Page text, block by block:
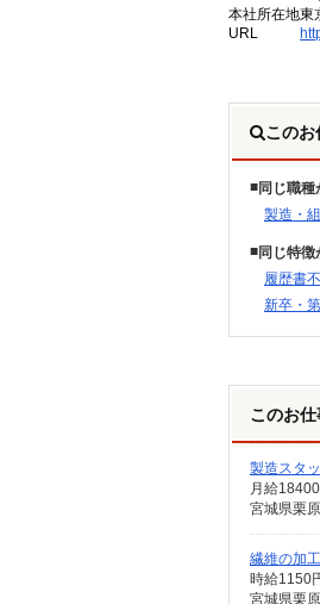
本社所在地東
URL
この
同じ職
製造・
同じ特
履歴書
新卒・
このお
製造スタ
月給
繊維の加
時給1150
宮城県栗